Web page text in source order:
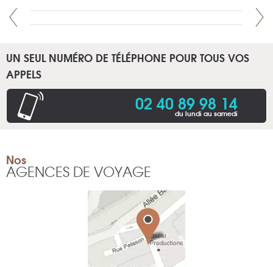
UN SEUL NUMÉRO DE TÉLÉPHONE POUR TOUS VOS
APPELS
02 40 89 98 14
du lundi au samedi
Nos
AGENCES DE VOYAGE